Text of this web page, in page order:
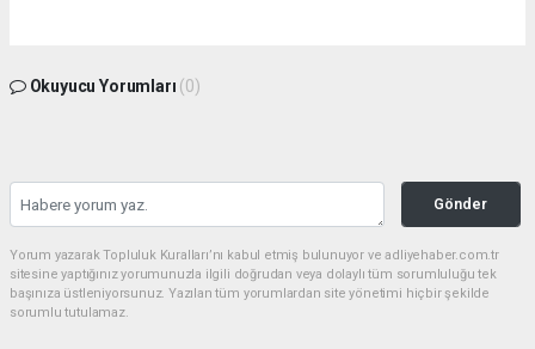
Okuyucu Yorumları (0)
Gönder
Yorum yazarak Topluluk Kuralları’nı kabul etmiş bulunuyor ve adliyehaber.com.tr
sitesine yaptığınız yorumunuzla ilgili doğrudan veya dolaylı tüm sorumluluğu tek
başınıza üstleniyorsunuz. Yazılan tüm yorumlardan site yönetimi hiçbir şekilde
sorumlu tutulamaz.